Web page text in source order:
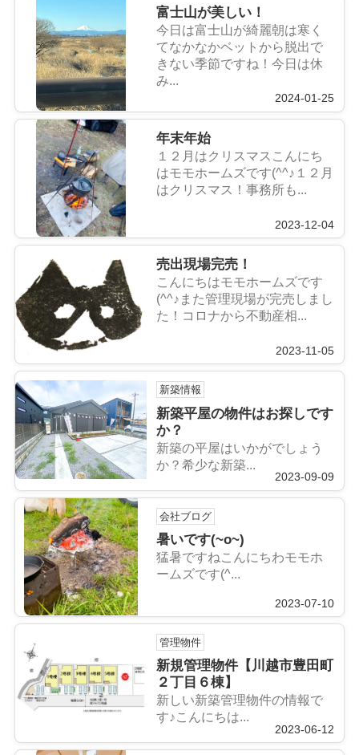
富士山が美しい！
今日は富士山が綺麗朝は寒く
てなかなかベットから脱出で
きない季節ですね！今日は休
み...
2024-01-25
年末年始
１２月はクリスマスこんにち
はモモホームズです(^^♪１２月
はクリスマス！事務所も...
2023-12-04
売出現場完売！
こんにちはモモホームズです
(^^♪また管理現場が完売しまし
た！コロナから不動産相...
2023-11-05
新築情報
新築平屋の物件はお探しです
か？
新築の平屋はいかがでしょう
か？希少な新築...
2023-09-09
会社ブログ
暑いです(~o~)
猛暑ですねこんにちわモモホ
ームズです(^...
2023-07-10
管理物件
新規管理物件【川越市豊田町
２丁目６棟】
新しい新築管理物件の情報で
す♪こんにちは...
2023-06-12